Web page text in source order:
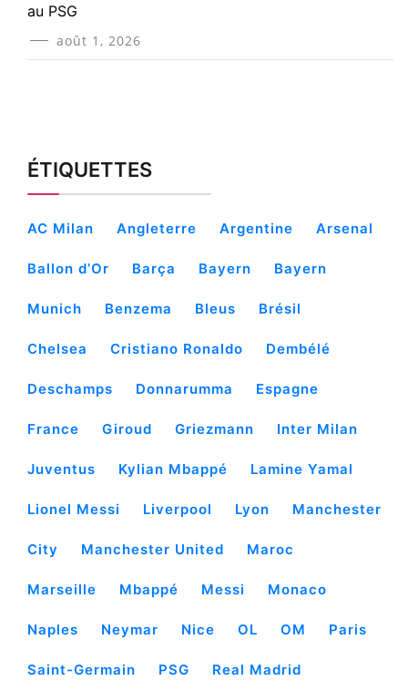
au PSG
août 1, 2026
ÉTIQUETTES
AC Milan Angleterre Argentine Arsenal
Ballon d’Or Barça Bayern Bayern
Munich Benzema Bleus Brésil
Chelsea Cristiano Ronaldo Dembélé
Deschamps Donnarumma Espagne
France Giroud Griezmann Inter Milan
Juventus Kylian Mbappé Lamine Yamal
Lionel Messi Liverpool Lyon Manchester
City Manchester United Maroc
Marseille Mbappé Messi Monaco
Naples Neymar Nice OL OM Paris
Saint-Germain PSG Real Madrid